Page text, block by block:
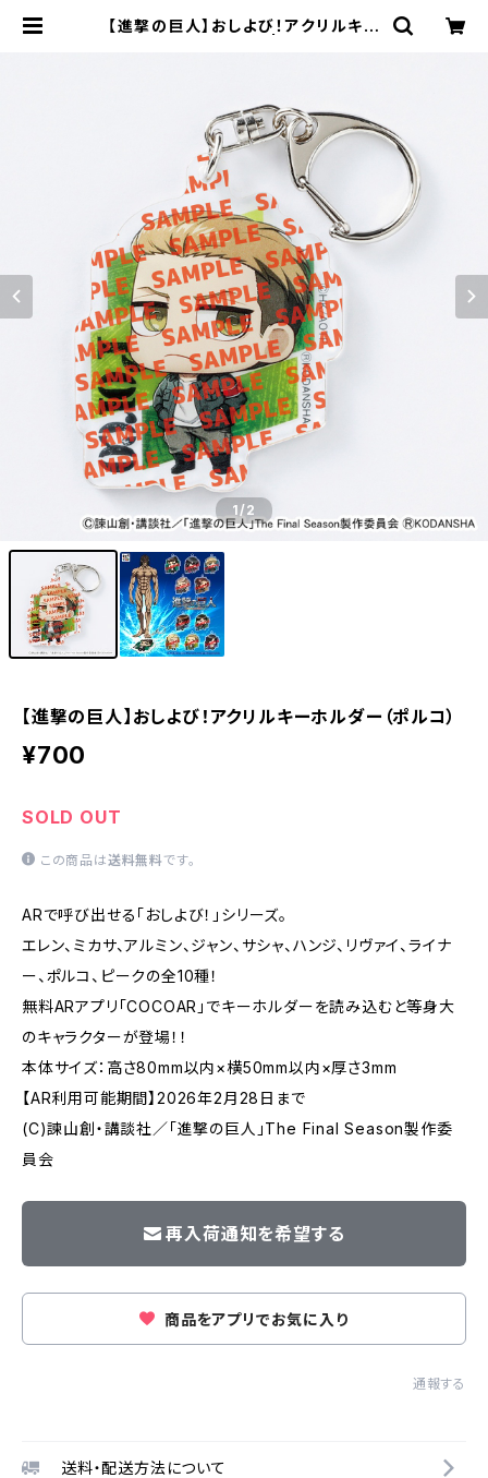
【進撃の巨人】おしよび！アクリルキー
1/2
【進撃の巨人】おしよび！アクリルキーホルダー（ポルコ）
¥700
SOLD OUT
この商品は送料無料です。
ARで呼び出せる「おしよび！」シリーズ。
エレン、ミカサ、アルミン、ジャン、サシャ、ハンジ、リヴァイ、ライナ
ー、ポルコ、ピークの全10種！
無料ARアプリ「COCOAR」でキーホルダーを読み込むと等身大
のキャラクターが登場！！
本体サイズ：高さ80mm以内×横50mm以内×厚さ3mm
【AR利用可能期間】2026年2月28日まで
(C)諫山創・講談社／「進撃の巨人」The Final Season製作委
員会
再入荷通知を希望する
商品をアプリでお気に入り
通報する
送料・配送方法について